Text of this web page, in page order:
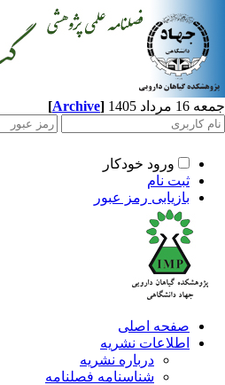
جمعه 16 مرداد 1405 [Archive]
ورود خودکار
ثبت نام
بازیابی رمز عبور
صفحه اصلی
اطلاعات نشریه
درباره نشریه
شناسنامه فصلنامه